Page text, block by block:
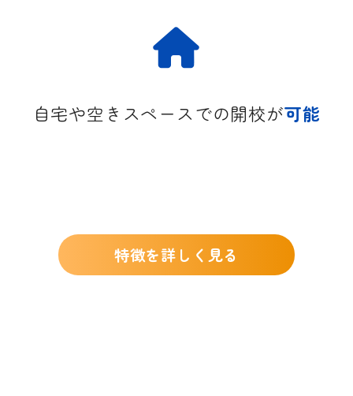
自宅や空きスペースでの開校が可能
特徴を詳しく見る